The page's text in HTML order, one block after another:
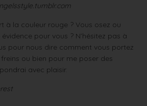
à la couleur rouge ? Vous osez ou
pour vous ? N’hésitez pas à
pour nous dire comment vous portez
ou bien pour me poser des
avec plaisir.